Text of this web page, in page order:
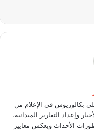
في الإعلام من
وإعداد التقارير الميدانية،
الأحداث ويعكس معايير